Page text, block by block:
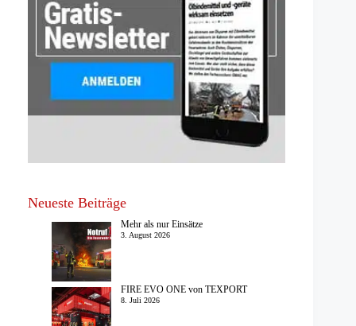
Neueste Beiträge
Mehr als nur Einsätze
3. August 2026
FIRE EVO ONE von TEXPORT
8. Juli 2026